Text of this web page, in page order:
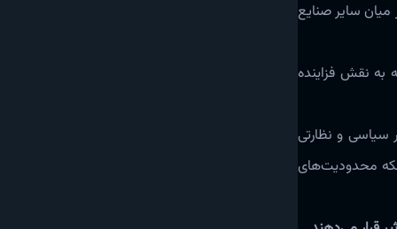
سایر صنایع
به نقش فزاینده
سیاسی و نظارتی
محدودیت‌های